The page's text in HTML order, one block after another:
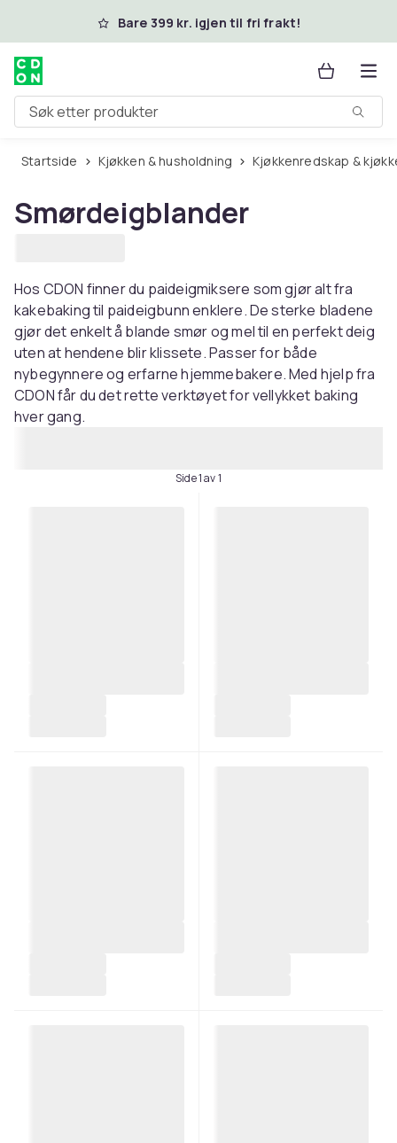
Hopp til hovedinnholdBare 399 kr. igjen til fri frakt!
Søk etter produkter
Startside Kjøkken & husholdning Kjøkkenredskap &
Smørdeigblander
Hos CDON finner du paideigmiksere som gjør alt fra
kakebaking til paideigbunn enklere. De sterke bladene
gjør det enkelt å blande smør og mel til en perfekt deig
uten at hendene blir klissete. Passer for både
nybegynnere og erfarne hjemmebakere. Med hjelp fra
CDON får du det rette verktøyet for vellykket baking
hver gang.
Side 1 av 1